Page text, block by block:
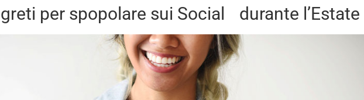
per spopolare sui Social durante l’Estate